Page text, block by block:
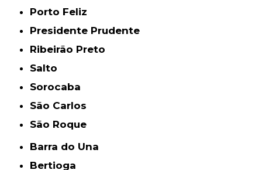
Porto Feliz
Presidente Prudente
Ribeirão Preto
Salto
Sorocaba
São Carlos
São Roque
Barra do Una
Bertioga